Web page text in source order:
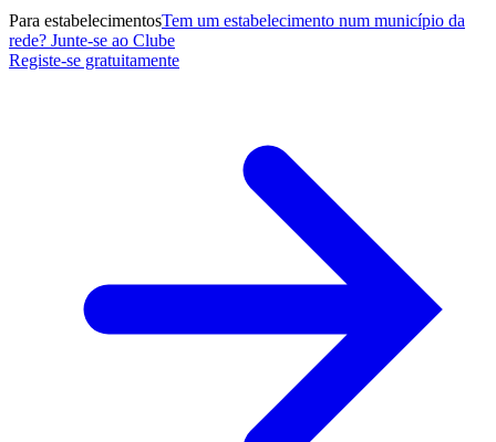
Para estabelecimentosTem um estabelecimento num município da
rede? Junte-se ao Clube
Registe-se gratuitamente